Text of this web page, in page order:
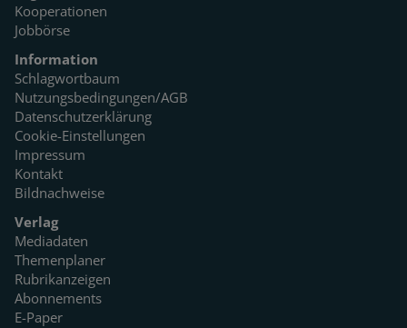
Kooperationen
Jobbörse
Information
Schlagwortbaum
Nutzungsbedingungen/AGB
Datenschutzerklärung
Cookie-Einstellungen
Impressum
Kontakt
Bildnachweise
Verlag
Mediadaten
Themenplaner
Rubrikanzeigen
Abonnements
E-Paper